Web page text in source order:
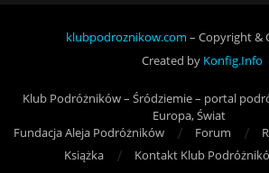
klubpodroznikow.com – Copyright &
Created by Konfig.Info
Klub Podróżników – Śródziemie – portal
Europa, Świat
Fundacja Aleja Podróżników
Forum
Książka
Kontakt Klub